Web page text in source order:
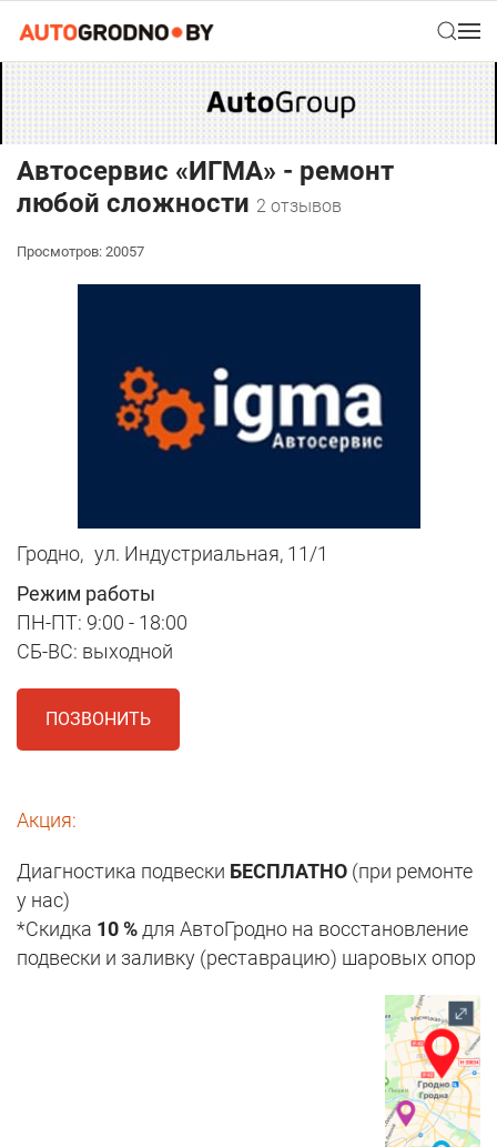
Автосервис «ИГМА» - ремонт
любой сложности 2 отзывов
Просмотров: 20057
Гродно, ул. Индустриальная, 11/1
Режим работы
ПН-ПТ: 9:00 - 18:00
СБ-ВС: выходной
ПОЗВОНИТЬ
Акция:
Диагностика подвески БЕСПЛАТНО (при ремонте
у нас)
*Скидка 10 %для АвтоГродно на восстановление
подвески и заливку (реставрацию) шаровых опор